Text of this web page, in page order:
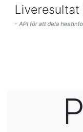
Liveresultat
- API för att dela